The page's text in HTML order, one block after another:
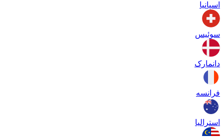
اسپانیا
سوئیس
دانمارک
فرانسه
استرالیا